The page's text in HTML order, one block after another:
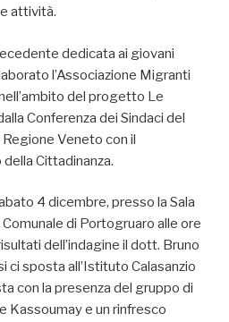
attività.
dedicata ai giovani
l’Associazione Migranti
del progetto Le
Conferenza dei Sindaci del
Veneto con il
Cittadinanza.
4 dicembre, presso la Sala
di Portogruaro alle ore
dell’indagine il dott. Bruno
ci sposta all’Istituto Calasanzio
con la presenza del gruppo di
Kassoumay e un rinfresco